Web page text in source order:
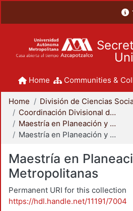
Home Communities &
Home
Coordinación Divisional de Posgrado
Maestría en Planeación y Políticas Metropolitanas
Maestría en Planeación y Políticas Metropolitanas
Maestría en
Metropolitanas
Permanent URI for this collection
https://hdl.handle.net/11191/7004